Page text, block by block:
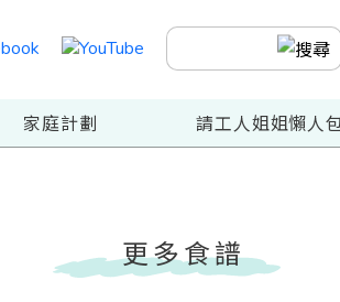
家庭計劃 請工人姐姐懶人
更多食譜